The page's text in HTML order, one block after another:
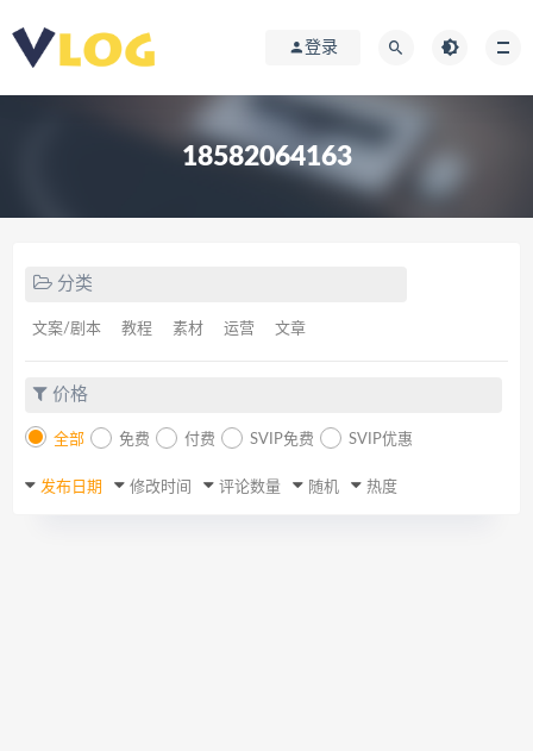
登录
18582064163
分类
文案/剧本 教程 素材 运营 文章
价格
全部 免费 付费 SVIP免费 SVIP优惠
发布日期 修改时间 评论数量 随机 热度